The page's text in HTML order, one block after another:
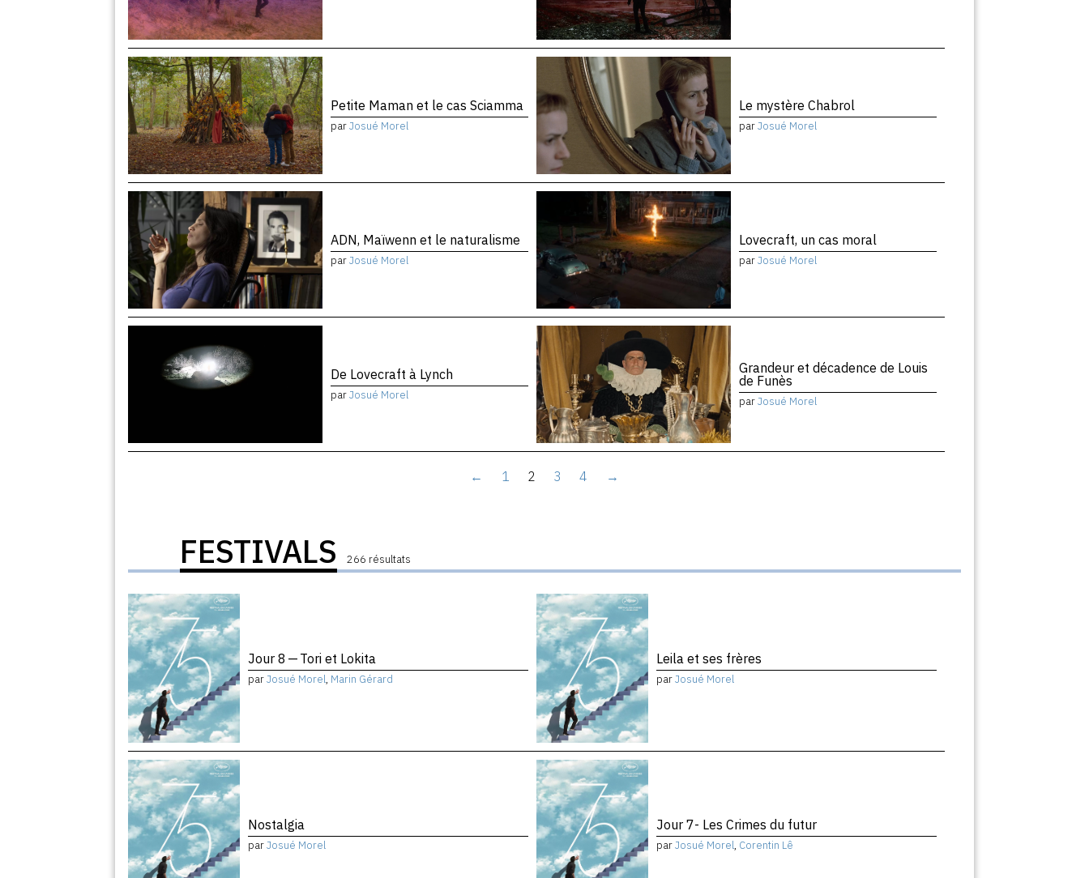
Petite Maman et le cas Sciamma
parJosué Morel
Le mystère Chabrol
parJosué Morel
ADN, Maïwenn et le naturalisme
parJosué Morel
Lovecraft, un cas moral
parJosué Morel
De Lovecraft à Lynch
parJosué Morel
Grandeur et décadence de Louis
de Funès
parJosué Morel
← 1 2 3 4 →
FESTIVALS 266 résultats
Jour 8 — Tori et Lokita
parJosué Morel, Marin Gérard
Leila et ses frères
parJosué Morel
Nostalgia
parJosué Morel
Jour 7- Les Crimes du futur
parJosué Morel, Corentin Lê